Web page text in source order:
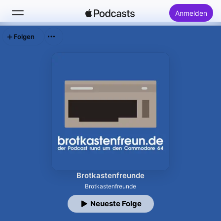
Anmelden
Brotkastenfreunde
Brotkastenfreunde
Neueste Folge
Folgen